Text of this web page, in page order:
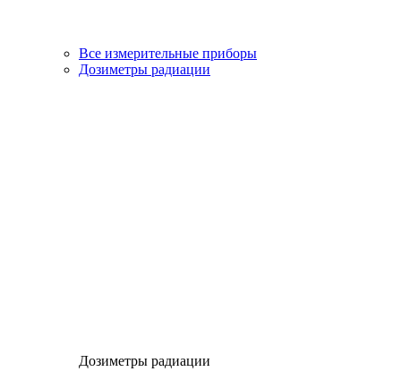
Все измерительные приборы
Дозиметры радиации
Дозиметры радиации